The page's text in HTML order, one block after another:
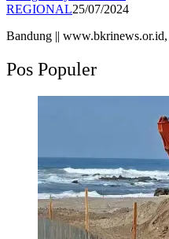
REGIONAL25/07/2024
Bandung ||
Pos Populer